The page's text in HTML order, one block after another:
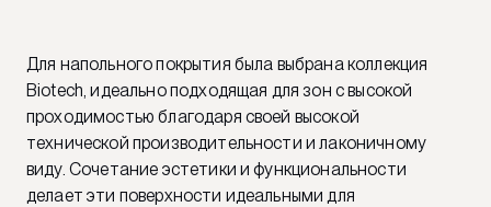
Для напольного покрытия была выбрана коллекция
Biotech, идеально подходящая для зон с высокой
проходимостью благодаря своей высокой
технической производительности и лаконичному
виду. Сочетание эстетики и функциональности
делает эти поверхности идеальными для